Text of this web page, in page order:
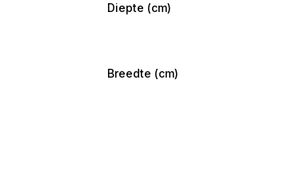
Diepte (cm)
Breedte (cm)